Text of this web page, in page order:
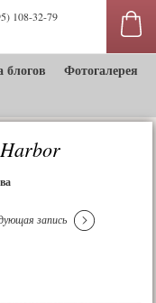
108-32-79
блогов
Фотогалерея
запись